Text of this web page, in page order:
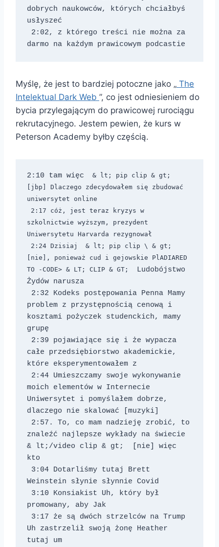
dobrych naukowców, których chciałbyś
usłyszeć
darmo na każdym prawicowym podcastie
Myślę, że jest to bardziej potoczne jako „ The
Intelektual Dark Web ”, co jest odniesieniem do
bycia przylegającym do prawicowej rurociągu
rekrutacyjnego. Jestem pewien, że kurs w
Peterson Academy byłby częścią.
2:10 tam więc
& lt; pip clip & gt;
[jbp] Dlaczego zdecydowałem się zbudować
uniwersytet online
szkolnictwie wyższym, prezydent
Uniwersytetu Harvarda rezygnował
2:24 Dzisiaj
[nie], ponieważ cud i gejowskie PlADIARED
TO -CODE> & LT; CLIP & GT;
Ludobójstwo
Żydów narusza
problem z przystępnością cenową i
kosztami pożyczek studenckich, mamy
grupę
całe przedsiębiorstwo akademickie,
które eksperymentowałem z
moich elementów w Internecie
Uniwersytet i pomyślałem dobrze,
dlaczego nie skalować [muzyki]
& lt;/video clip & gt;  [nie] więc
kto
Weinstein słynie słynnie Covid
promowany, aby Jak
Uh zastrzelił swoją żonę Heather
tutaj um